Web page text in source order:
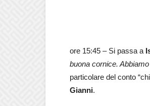
ore 15:45 – Si passa a
buona cornice.
particolare del conto
Gianni.